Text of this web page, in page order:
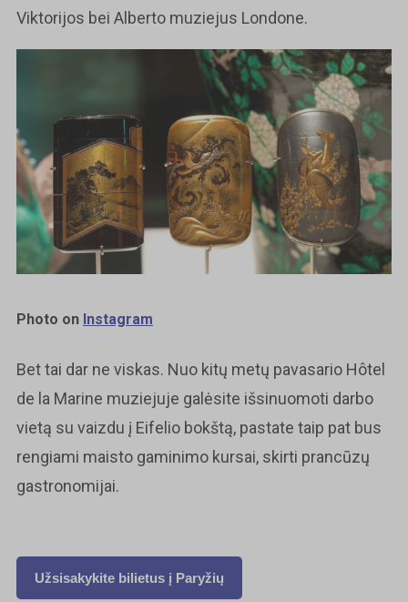
Viktorijos bei Alberto muziejus Londone.
Photo on Instagram
Bet tai dar ne viskas. Nuo kitų metų pavasario Hôtel
de la Marine muziejuje galėsite išsinuomoti darbo
vietą su vaizdu į Eifelio bokštą, pastate taip pat bus
rengiami maisto gaminimo kursai, skirti prancūzų
gastronomijai.
Užsisakykite bilietus į Paryžių